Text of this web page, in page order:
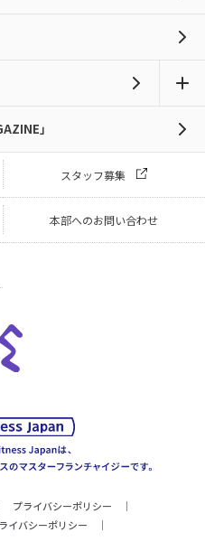
」
スタッフ募集
本部へのお問い合わせ
プライバシーポリシー
イバシーポリシー